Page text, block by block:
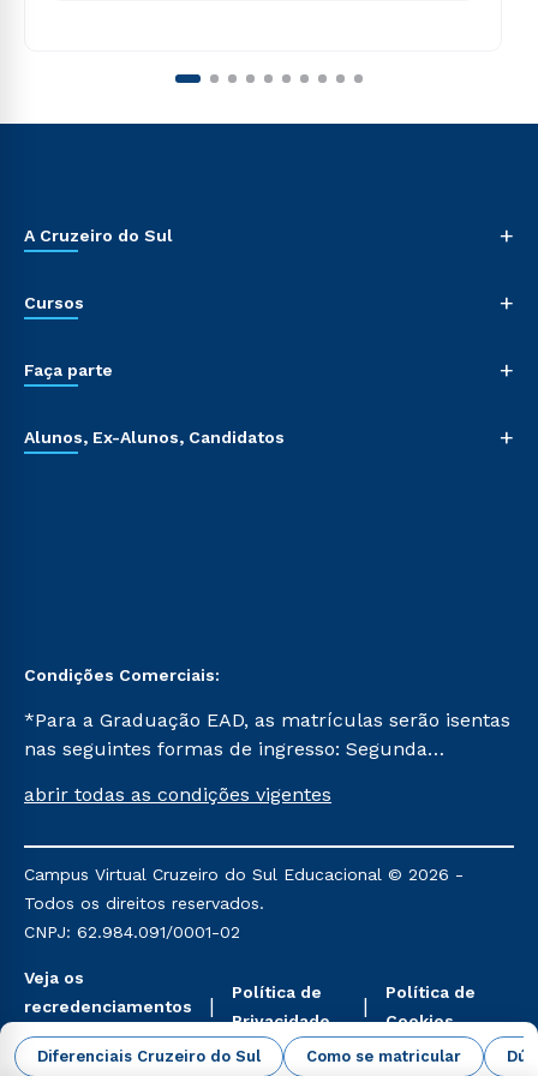
Diferenciais Cruzeiro do Sul Como se matricular
A Cruzeiro do Sul +
Cursos +
Faça parte +
Alunos, Ex-Alunos, Candidatos +
Condições Comerciais:
*Para a Graduação EAD, as matrículas serão isentas
nas seguintes formas de ingresso: Segunda
Já para as demais, a taxa de matrícula será de R$
mencionadas são referentes aos cursos: Ensino
Religioso, Geografia para a Docência e Metodologia
do Ensino de História: Questões Atuais.
abrir todas as condições vigentes
Campus Virtual Cruzeiro do Sul Educacional © 2026 -
Todos os direitos reservados.
CNPJ: 62.984.091/0001-02
Veja os
recredenciamentos
aqui
Política de
Privacidade
Política de
Cookies